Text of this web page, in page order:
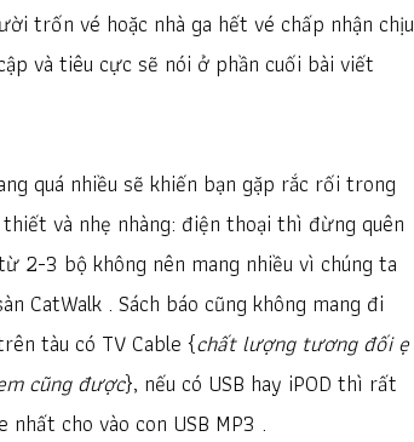
trốn vé hoặc nhà ga hết vé chấp nhận chịu
và tiêu cực sẽ nói ở phần cuối bài viết
quá nhiều sẽ khiến bạn gặp rắc rối trong
và nhẹ nhàng: điện thoại thì đừng quên
2-3 bộ không nên mang nhiều vì chúng ta
CatWalk . Sách báo cũng không mang đi
tàu có TV Cable {chất lượng tương đối ẹ
cũng được}, nếu có USB hay iPOD thì rất
cho vào con USB MP3 .